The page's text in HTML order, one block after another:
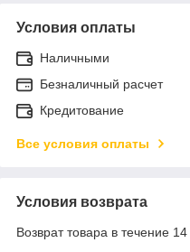
Условия оплаты
Наличными
Безналичный расчет
Кредитование
Все условия оплаты
Условия возврата
Возврат товара в течение